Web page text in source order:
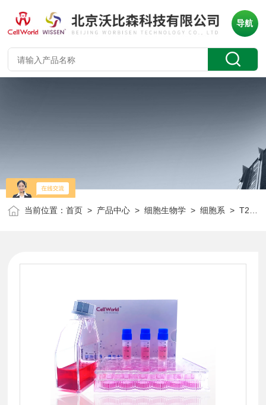
导航
当前位置：首页 > 产品中心 >细胞生物学 >细胞系 > T25/瓶人正常前列腺基质永生化细胞 WPMY-1 CLH1018